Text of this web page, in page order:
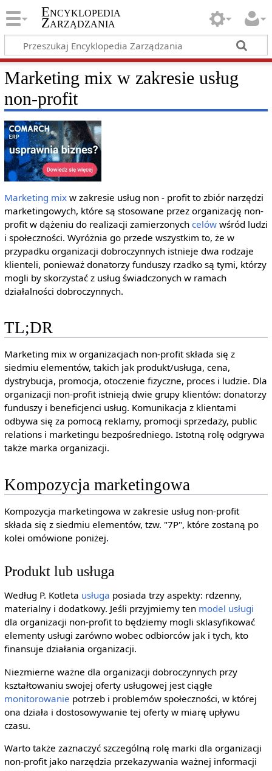
Encyklopedia
Zarządzania
Marketing mix w zakresie usług
non-profit
Marketing mixw zakresie usług non - profit to zbiór narzędzi
marketingowych, które są stosowane przez organizację non-
profit w dążeniu do realizacji zamierzonych celówwśród ludzi
i społeczności. Wyróżnia go przede wszystkim to, że w
przypadku organizacji dobroczynnych istnieje dwa rodzaje
klienteli, ponieważ donatorzy funduszy rzadko są tymi, którzy
mogli by skorzystać z usług świadczonych w ramach
działalności dobroczynnych.
TL;DR
Marketing mix w organizacjach non-profit składa się z
siedmiu elementów, takich jak produkt/usługa, cena,
dystrybucja, promocja, otoczenie fizyczne, proces i ludzie. Dla
organizacji non-profit istnieją dwie grupy klientów: donatorzy
funduszy i beneficjenci usług. Komunikacja z klientami
odbywa się za pomocą reklamy, promocji sprzedaży, public
relations i marketingu bezpośredniego. Istotną rolę odgrywa
także marka organizacji.
Kompozycja marketingowa
Kompozycja marketingowa w zakresie usług non-profit
składa się z siedmiu elementów, tzw. "7P", które zostaną po
kolei omówione poniżej.
Produkt lub usługa
Według P. Kotleta usługa posiada trzy aspekty: rdzenny,
materialny i dodatkowy. Jeśli przyjmiemy ten model usługi
dla organizacji non-profit to będziemy mogli sklasyfikować
elementy usługi zarówno wobec odbiorców jak i tych, kto
finansuje działania organizacji.
Niezmierne ważne dla organizacji dobroczynnych przy
kształtowaniu swojej oferty usługowej jest ciągłe
monitorowanie potrzeb i problemów społeczności, w której
ona działa i dostosowywanie tej oferty w miarę upływu
czasu.
Warto także zaznaczyć szczególną rolę marki dla organizacji
non-profit jako narzędzia przekazywania ważnej informacji